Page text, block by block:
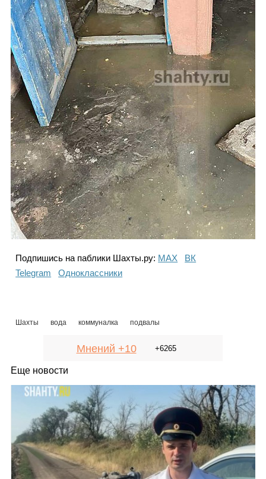
Подпишись на паблики Шахты.ру: МАХ
ВК
Telegram
Одноклассники
Шахты вода коммуналка подвалы
Мнений +10 +6265
Еще новости